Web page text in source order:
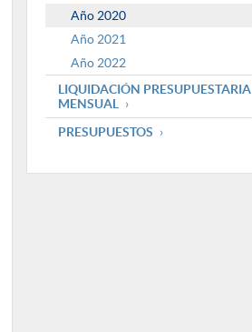
Año 2020
Año 2021
Año 2022
LIQUIDACIÓN PRESUPUESTARIA
MENSUAL
PRESUPUESTOS